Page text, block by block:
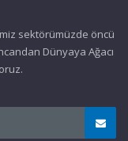
sektörümüzde öncü
Dünyaya Ağacı